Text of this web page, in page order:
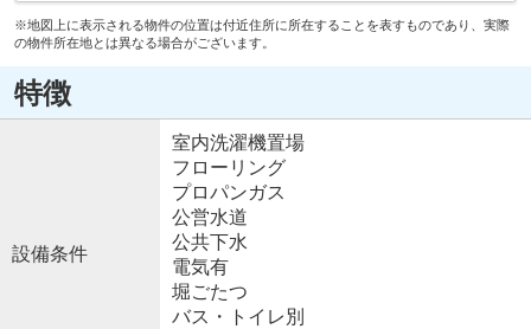
※地図上に表示される物件の位置は付近住所に所在することを表すものであり、実際
の物件所在地とは異なる場合がございます。
特徴
設備条件
室内洗濯機置場
フローリング
プロパンガス
公営水道
公共下水
電気有
堀ごたつ
バス・トイレ別